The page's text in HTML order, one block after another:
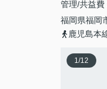
管理/共益費
福岡県福岡
鹿児島本
1/12